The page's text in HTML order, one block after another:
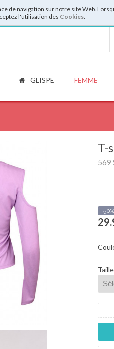
de navigation sur notre site Web.
l'utilisation des Cookies.
GLISPE FEMME
T-
569
-50%